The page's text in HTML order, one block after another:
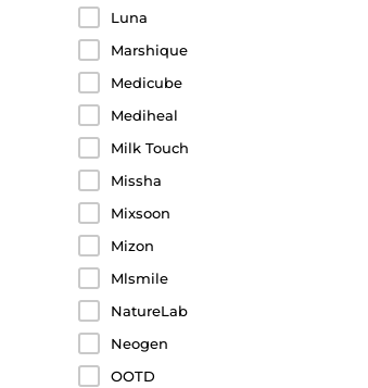
Luna
Marshique
Medicube
Mediheal
Milk Touch
Missha
Mixsoon
Mizon
Mlsmile
NatureLab
Neogen
OOTD